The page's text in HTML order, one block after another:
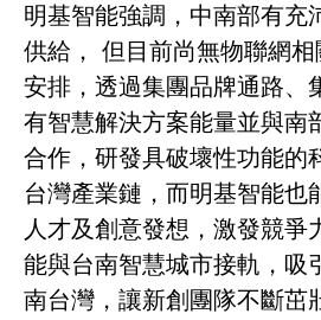
明基智能強調，中南部有充
供給， 但目前尚無物聯網
安排，透過集團品牌通路、
有智慧解決方案能量並與南
合作，研發具破壞性功能的
台灣產業鏈，而明基智能也
人才及創意發想，激發競爭
能與台南智慧城市接軌，吸
南台灣，讓新創團隊不斷茁